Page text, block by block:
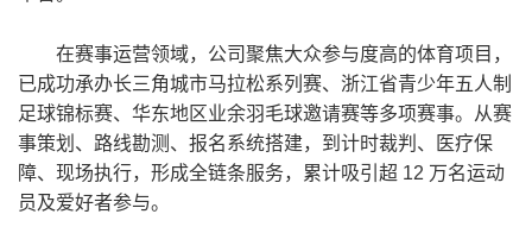
在赛事运营领域，公司聚焦大众参与度高的体育项目，
已成功承办长三角城市马拉松系列赛、浙江省青少年五人制
足球锦标赛、华东地区业余羽毛球邀请赛等多项赛事。从赛
事策划、路线勘测、报名系统搭建，到计时裁判、医疗保
障、现场执行，形成全链条服务，累计吸引超 12 万名运动
员及爱好者参与。